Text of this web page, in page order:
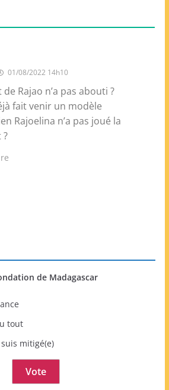
01/08/2022 14h10
Rajao n’a pas abouti ?
fait venir un modèle
Rajoelina n’a pas joué la
?
de Madagascar
tout
mitigé(e)